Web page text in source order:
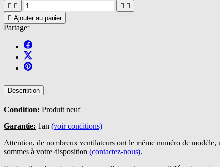
   
 Ajouter au panier
Partager
Description
Condition: Produit neuf
Garantie: 1an (voir conditions)
Attention, de nombreux ventilateurs ont le même numéro de
sommes à votre disposition (contactez-nous).